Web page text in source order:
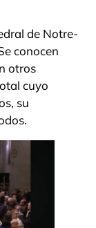
de Notre-
conocen
otros
cuyo
su